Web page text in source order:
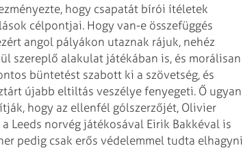
hogy csapatát bírói ítéletek
célpontjai. Hogy van-e összefüggés
angol pályákon utaznak rájuk, nehéz
szereplő alakulat játékában is, és morálisan
büntetést szabott ki a szövetség, és
újabb eltiltás veszélye fenyegeti. Ő ugyan
hogy az ellenfél gólszerzőjét, Olivier
Leeds norvég játékosával Eirik Bakkéval is
pedig csak erős védelemmel tudta elhagyni